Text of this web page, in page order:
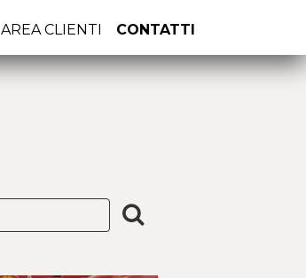
AREA CLIENTI CONTATTI